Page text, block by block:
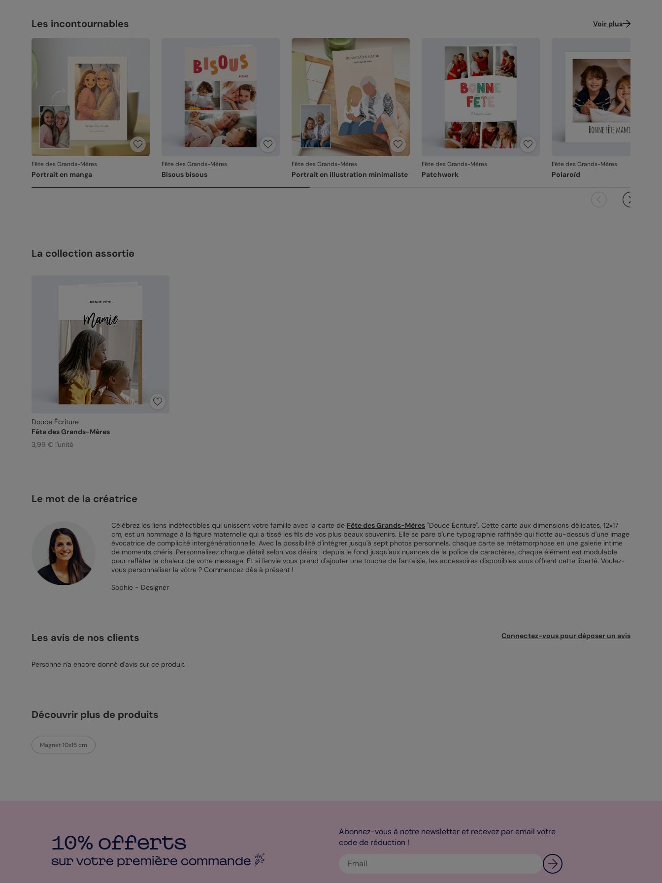
Les incontournables Voir plus
Fête des Grands-Mères
Portrait en manga
Fête des Grands-Mères
Bisous bisous
Fête des Grands-Mères
Portrait en illustration minimaliste
Fête des Grands-Mères
Patchwork
Fête des Grands-Mères
Polaroïd
La collection assortie
Douce Écriture
Fête des Grands-Mères
3,99 € l'unité
Le mot de la créatrice
Célébrez les liens indéfectibles qui unissent votre famille avec la carte de Fête des Grands-Mères"Douce Écriture". Cette carte aux dimensions délicates, 12x17
cm, est un hommage à la figure maternelle qui a tissé les fils de vos plus beaux souvenirs. Elle se pare d'une typographie raffinée qui flotte au-dessus d'une image
évocatrice de complicité intergénérationnelle. Avec la possibilité d'intégrer jusqu'à sept photos personnels, chaque carte se métamorphose en une galerie intime
de moments chéris. Personnalisez chaque détail selon vos désirs : depuis le fond jusqu'aux nuances de la police de caractères, chaque élément est modulable
pour refléter la chaleur de votre message. Et si l'envie vous prend d'ajouter une touche de fantaisie, les accessoires disponibles vous offrent cette liberté. Voulez-
vous personnaliser la vôtre ? Commencez dès à présent !
Sophie - Designer
Les avis de nos clients Connectez-vous pour déposer un avis
Personne n'a encore donné d'avis sur ce produit.
Découvrir plus de produits
Magnet 10x15 cm
10% offerts
sur votre première commande
Abonnez-vous à notre newsletter et recevez par email votre
code de réduction !